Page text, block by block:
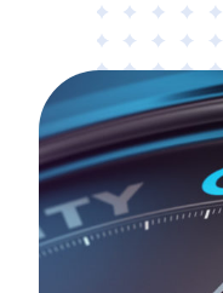
OM OSS
KONTAKTA OSS
JOBBA HOS OSS